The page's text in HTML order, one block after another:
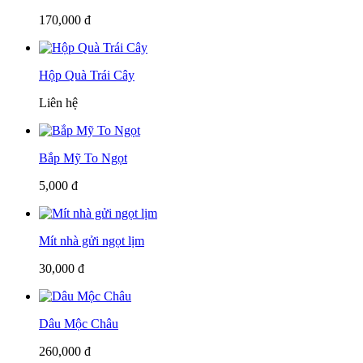
170,000 đ
Hộp Quà Trái Cây
Liên hệ
Bắp Mỹ To Ngọt
5,000 đ
Mít nhà gửi ngọt lịm
30,000 đ
Dâu Mộc Châu
260,000 đ